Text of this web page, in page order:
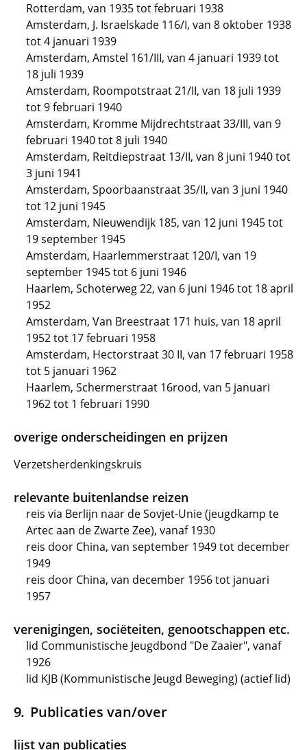
Rotterdam, van 1935 tot februari 1938
Amsterdam, J. Israelskade 116/I, van 8 oktober 1938
tot 4 januari 1939
Amsterdam, Amstel 161/III, van 4 januari 1939 tot
18 juli 1939
Amsterdam, Roompotstraat 21/II, van 18 juli 1939
tot 9 februari 1940
Amsterdam, Kromme Mijdrechtstraat 33/III, van 9
februari 1940 tot 8 juli 1940
Amsterdam, Reitdiepstraat 13/II, van 8 juni 1940 tot
3 juni 1941
Amsterdam, Spoorbaanstraat 35/II, van 3 juni 1940
tot 12 juni 1945
Amsterdam, Nieuwendijk 185, van 12 juni 1945 tot
19 september 1945
Amsterdam, Haarlemmerstraat 120/I, van 19
september 1945 tot 6 juni 1946
Haarlem, Schoterweg 22, van 6 juni 1946 tot 18 april
1952
Amsterdam, Van Breestraat 171 huis, van 18 april
1952 tot 17 februari 1958
Amsterdam, Hectorstraat 30 II, van 17 februari 1958
tot 5 januari 1962
Haarlem, Schermerstraat 16rood, van 5 januari
1962 tot 1 februari 1990
overige onderscheidingen en prijzen
Verzetsherdenkingskruis
relevante buitenlandse reizen
reis via Berlijn naar de Sovjet-Unie (jeugdkamp te
Artec aan de Zwarte Zee), vanaf 1930
reis door China, van september 1949 tot december
1949
reis door China, van december 1956 tot januari
1957
verenigingen, sociëteiten, genootschappen etc.
lid Communistische Jeugdbond "De Zaaier", vanaf
1926
lid KJB (Kommunistische Jeugd Beweging) (actief lid)
Publicaties van/over
lijst van publicaties